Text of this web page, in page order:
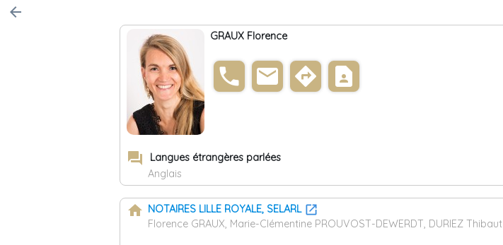
arrow_back
GRAUX Florence
phone email directions contact_page
forum
Langues étrangères parlées
Anglais
home NOTAIRES LILLE ROYALE, SELARL
Florence GRAUX, Marie-Clémentine PROUVOST-DEWERDT, DURIEZ Thibaut